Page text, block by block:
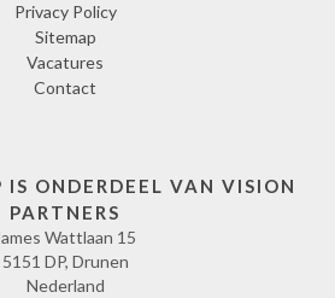
Privacy Policy
Sitemap
Vacatures
Contact
IS ONDERDEEL VAN VISION
PARTNERS
Wattlaan 15
5151 DP, Drunen
Nederland